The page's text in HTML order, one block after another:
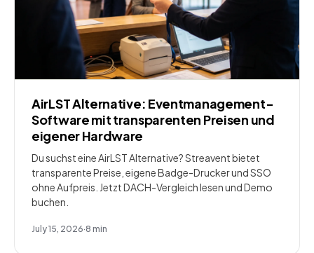
AirLST Alternative: Eventmanagement-
Software mit transparenten Preisen und
eigener Hardware
Du suchst eine AirLST Alternative? Streavent bietet
transparente Preise, eigene Badge-Drucker und SSO
ohne Aufpreis. Jetzt DACH-Vergleich lesen und Demo
buchen.
July 15, 2026·8 min